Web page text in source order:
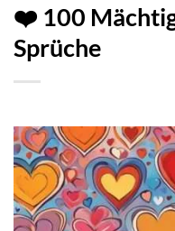
❤️ 100
Sprüche